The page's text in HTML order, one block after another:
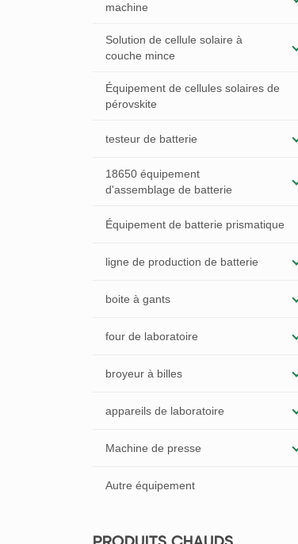
machine
Solution de cellule solaire à
couche mince
Équipement de cellules solaires de
pérovskite
testeur de batterie
18650 équipement
d'assemblage de batterie
Équipement de batterie prismatique
ligne de production de batterie
boite à gants
four de laboratoire
broyeur à billes
appareils de laboratoire
Machine de presse
Autre équipement